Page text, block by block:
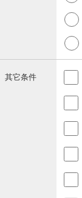
其它条件